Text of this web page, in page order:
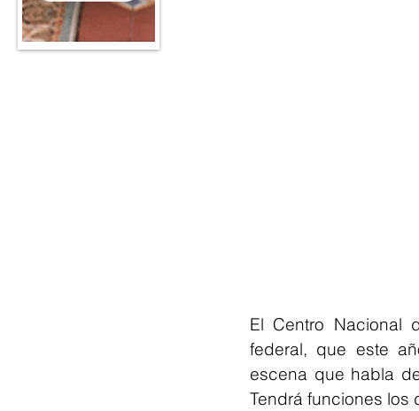
El Centro Nacional
federal, que este
escena que habla
Tendrá funciones los